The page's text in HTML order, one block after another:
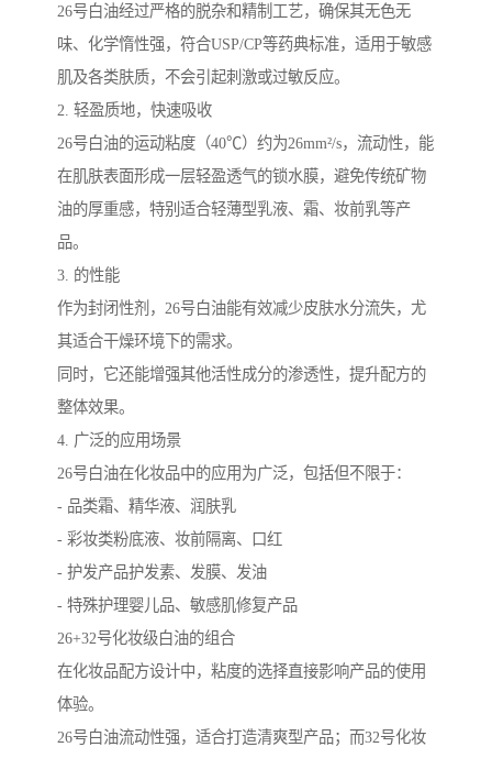
26号白油经过严格的脱杂和精制工艺，确保其无色无
味、化学惰性强，符合USP/CP等药典标准，适用于敏感
肌及各类肤质，不会引起刺激或过敏反应。
2. 轻盈质地，快速吸收
26号白油的运动粘度（40℃）约为26mm²/s，流动性，能
在肌肤表面形成一层轻盈透气的锁水膜，避免传统矿物
油的厚重感，特别适合轻薄型乳液、霜、妆前乳等产
品。
3. 的性能
作为封闭性剂，26号白油能有效减少皮肤水分流失，尤
其适合干燥环境下的需求。
同时，它还能增强其他活性成分的渗透性，提升配方的
整体效果。
4. 广泛的应用场景
26号白油在化妆品中的应用为广泛，包括但不限于：
- 品类霜、精华液、润肤乳
- 彩妆类粉底液、妆前隔离、口红
- 护发产品护发素、发膜、发油
- 特殊护理婴儿品、敏感肌修复产品
26+32号化妆级白油的组合
在化妆品配方设计中，粘度的选择直接影响产品的使用
体验。
26号白油流动性强，适合打造清爽型产品；而32号化妆